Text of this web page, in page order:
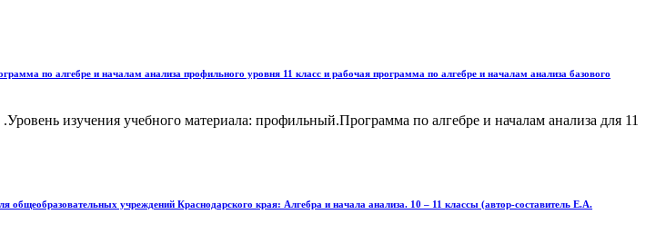
по алгебре и началам анализа профильного уровня 11 класс и рабочая программа по алгебре и началам анализа базового
изучения учебного материала: профильный.Программа по алгебре и началам анализа для 11
учреждений Краснодарского края: Алгебра и начала анализа. 10 – 11 классы (автор-составитель Е.А.